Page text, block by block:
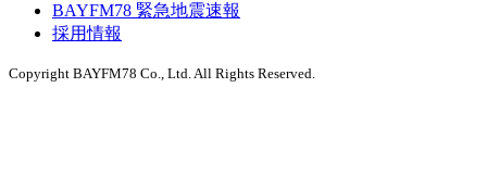
BAYFM78 緊急地震速報
採用情報
Copyright BAYFM78 Co., Ltd. All Rights Reserved.